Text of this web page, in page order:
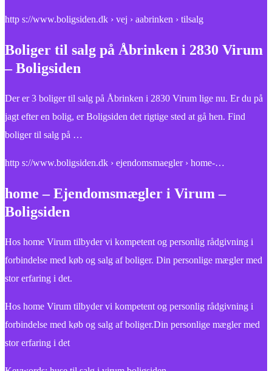
http s://www.boligsiden.dk › vej › aabrinken › tilsalg
Boliger til salg på Åbrinken i 2830 Virum
– Boligsiden
Der er 3 boliger til salg på Åbrinken i 2830 Virum lige nu. Er du på
jagt efter en bolig, er Boligsiden det rigtige sted at gå hen. Find
boliger til salg på …
http s://www.boligsiden.dk › ejendomsmaegler › home-…
home – Ejendomsmægler i Virum –
Boligsiden
Hos home Virum tilbyder vi kompetent og personlig rådgivning i
forbindelse med køb og salg af boliger. Din personlige mægler med
stor erfaring i det.
Hos home Virum tilbyder vi kompetent og personlig rådgivning i
forbindelse med køb og salg af boliger.Din personlige mægler med
stor erfaring i det